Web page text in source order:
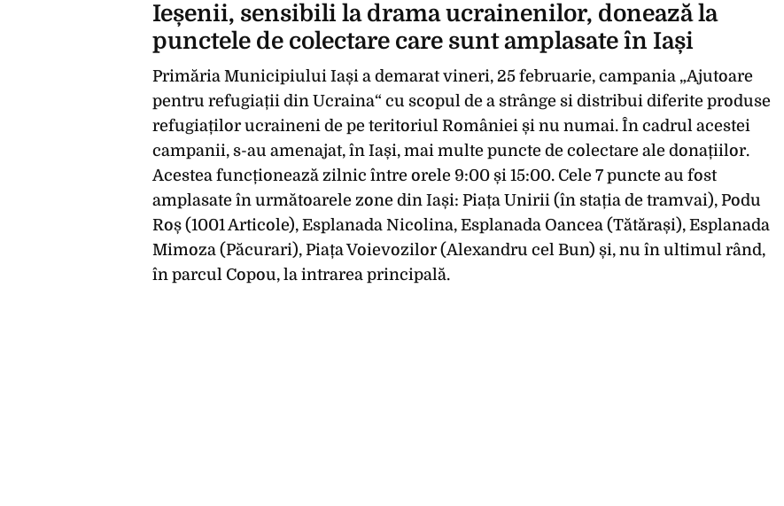
Ieșenii, sensibili la drama ucrainenilor, donează la
punctele de colectare care sunt amplasate în Iași
Primăria Municipiului Iași a demarat vineri, 25 februarie, campania „Ajutoare
pentru refugiații din Ucraina“ cu scopul de a strânge si distribui diferite produse
refugiaților ucraineni de pe teritoriul României și nu numai. În cadrul acestei
campanii, s-au amenajat, în Iași, mai multe puncte de colectare ale donațiilor.
Acestea funcționează zilnic între orele 9:00 și 15:00. Cele 7 puncte au fost
amplasate în următoarele zone din Iași: Piața Unirii (în stația de tramvai), Podu
Roș (1001 Articole), Esplanada Nicolina, Esplanada Oancea (Tătărași), Esplanada
Mimoza (Păcurari), Piața Voievozilor (Alexandru cel Bun) și, nu în ultimul rând,
în parcul Copou, la intrarea principală.